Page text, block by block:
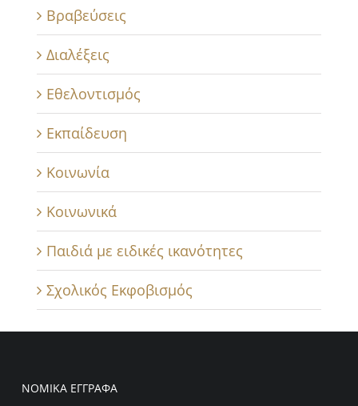
Βραβεύσεις
Διαλέξεις
Εθελοντισμός
Εκπαίδευση
Κοινωνία
Κοινωνικά
Παιδιά με ειδικές ικανότητες
Σχολικός Εκφοβισμός
ΝΟΜΙΚΑ ΕΓΓΡΑΦΑ